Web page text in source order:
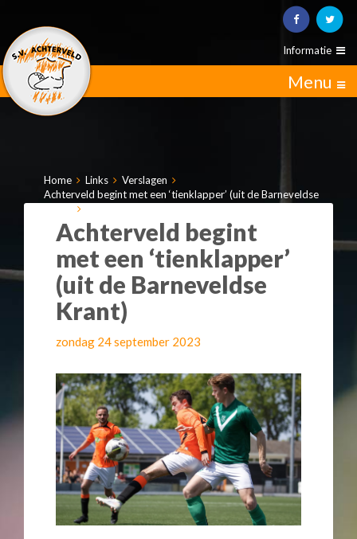
Informatie
Menu
Home Links
Verslagen
Achterveld begint met een ‘tienklapper’ (uit de Barneveldse
Achterveld begint
met een ‘tienklapper’
(uit de Barneveldse
Krant)
zondag 24 september 2023